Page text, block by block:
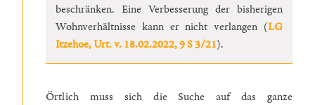
beschränken. Eine Verbesserung der bisherigen
Wohnverhältnisse kann er nicht verlangen (LG
Itzehoe, Urt. v. 18.02.2022, 9 S 3/21).
Örtlich muss sich die Suche auf das ganze